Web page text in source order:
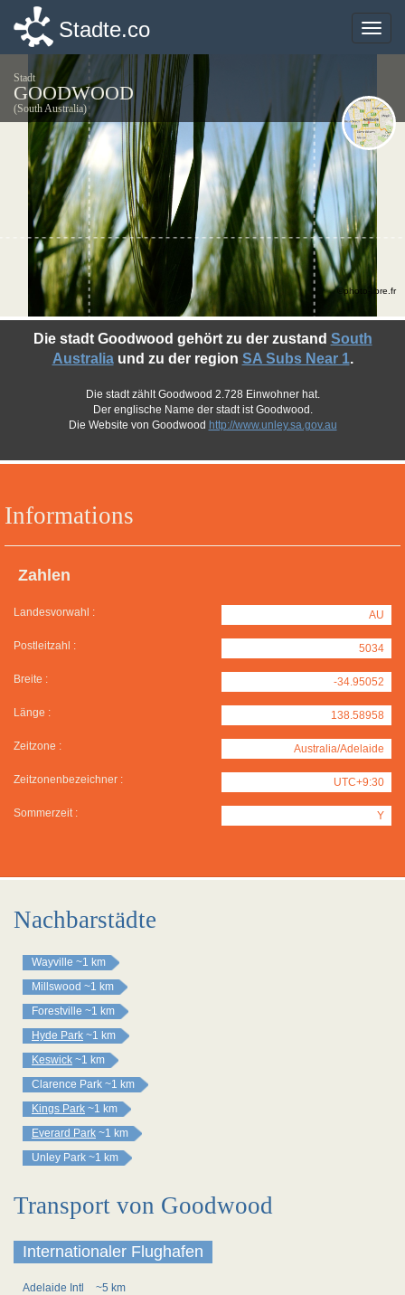
Toggle
Stadte.co
Stadt
GOODWOOD
(South Australia)
Informations
Zahlen
Landesvorwahl : AU
Postleitzahl : 5034
Breite : -34.95052
Länge : 138.58958
Zeitzone : Australia/Adelaide
Zeitzonenbezeichner : UTC+9:30
Sommerzeit : Y
Die stadt Goodwood gehört zu der zustand South
Australiaund zu der region SA Subs Near 1.
Die stadt zählt Goodwood 2.728 Einwohner hat.
Der englische Name der stadt ist Goodwood.
Die Website von Goodwood http://www.unley.sa.gov.au
©photo-libre.fr
Nachbarstädte
Wayville ~1 km
Millswood ~1 km
Forestville ~1 km
Hyde Park ~1 km
Keswick ~1 km
Clarence Park ~1 km
Kings Park ~1 km
Everard Park ~1 km
Unley Park ~1 km
Transport von Goodwood
Internationaler Flughafen
Adelaide Intl ~5 km
Toggle
Stadte.co